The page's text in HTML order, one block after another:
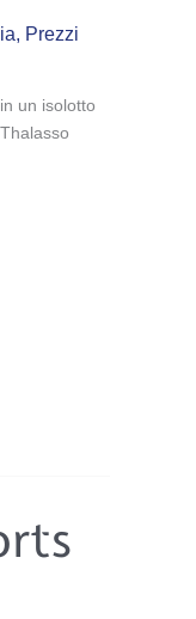
, Prezzi
un isolotto